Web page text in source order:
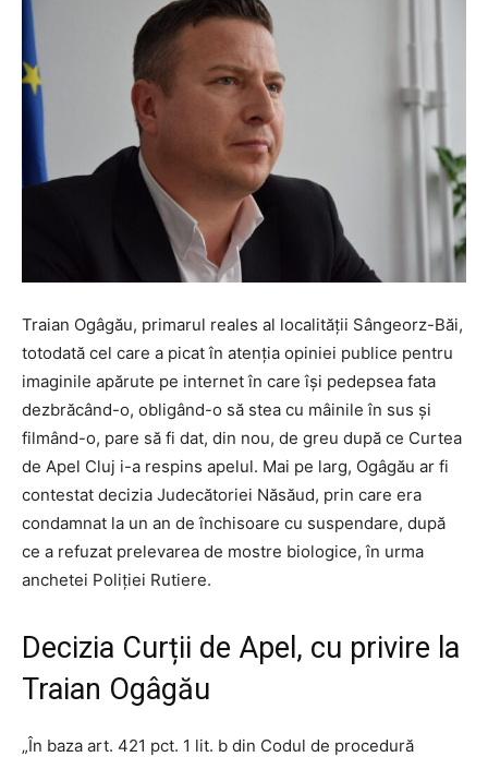
Traian Ogâgău, primarul reales al localității Sângeorz-Băi,
totodată cel care a picat în atenția opiniei publice pentru
imaginile apărute pe internet în care își pedepsea fata
dezbrăcând-o, obligând-o să stea cu mâinile în sus și
filmând-o, pare să fi dat, din nou, de greu după ce Curtea
de Apel Cluj i-a respins apelul. Mai pe larg, Ogâgău ar fi
contestat decizia Judecătoriei Năsăud, prin care era
condamnat la un an de închisoare cu suspendare, după
ce a refuzat prelevarea de mostre biologice, în urma
anchetei Poliției Rutiere.
Decizia Curții de Apel, cu privire la
Traian Ogâgău
„În baza art. 421 pct. 1 lit. b din Codul de procedură